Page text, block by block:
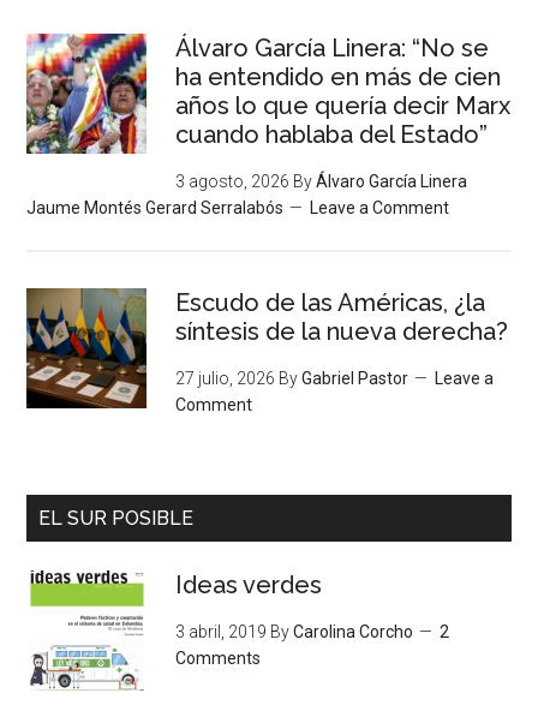
Álvaro García Linera: “No se
ha entendido en más de cien
años lo que quería decir Marx
cuando hablaba del Estado”
3 agosto, 2026 ByÁlvaro García Linera
Jaume Montés Gerard Serralabós
Leave a Comment
Escudo de las Américas, ¿la
síntesis de la nueva derecha?
27 julio, 2026 ByGabriel Pastor
Leave a
Comment
EL SUR POSIBLE
Ideas verdes
3 abril, 2019 ByCarolina Corcho
2
Comments